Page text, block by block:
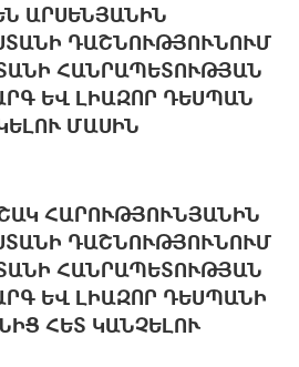
ԱՐՍԵՆՅԱՆԻՆ
ԴԱՇՆՈՒԹՅՈՒՆՈՒՄ
ՀԱՆՐԱՊԵՏՈՒԹՅԱՆ
ԵՎ ԼԻԱԶՈՐ ԴԵՍՊԱՆ
ՄԱՍԻՆ
ՀԱՐՈՒԹՅՈՒՆՅԱՆԻՆ
ԴԱՇՆՈՒԹՅՈՒՆՈՒՄ
ՀԱՆՐԱՊԵՏՈՒԹՅԱՆ
ԵՎ ԼԻԱԶՈՐ ԴԵՍՊԱՆԻ
ՀԵՏ ԿԱՆՉԵԼՈՒ